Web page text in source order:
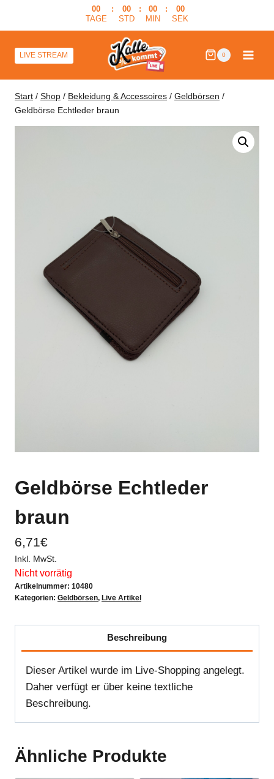
00
TAGE
:
00
STD
:
00
MIN
:
00
SEK
LIVE STREAM 0
Start / Shop / Bekleidung & Accessoires / Geldbörsen /
Geldbörse Echtleder braun
Geldbörse Echtleder
braun
6,71€
Inkl. MwSt.
Nicht vorrätig
Artikelnummer: 10480
Kategorien: Geldbörsen, Live Artikel
Beschreibung
Dieser Artikel wurde im Live-Shopping angelegt.
Daher verfügt er über keine textliche
Beschreibung.
Ähnliche Produkte